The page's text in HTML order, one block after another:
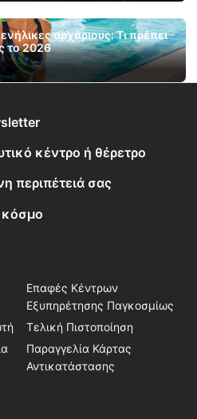
αρχάριους: Τι πρέπει
το 2026
κέντρο ή θέρετρο
περιπέτειά σας
κόσμο
Επαφές Κέντρων
Εξυπηρέτησης Παγκοσμίως
Τελική Πιστοποίηση
Παραγγελία Κάρτας
Αντικατάστασης